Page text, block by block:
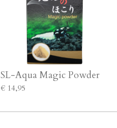
SL-Aqua Magic Powder
€ 14,95